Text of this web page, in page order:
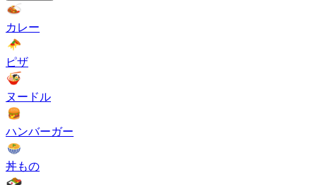
カレー
ピザ
ヌードル
ハンバーガー
丼もの